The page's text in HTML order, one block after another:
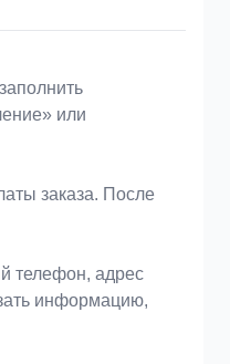
или
заказа. После
телефон, адрес
информацию,